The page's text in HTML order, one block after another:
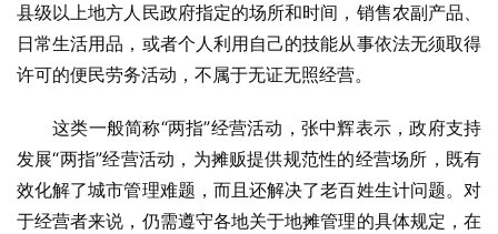
县级以上地方人民政府指定的场所和时间，销售农副产品、
日常生活用品，或者个人利用自己的技能从事依法无须取得
许可的便民劳务活动，不属于无证无照经营。
这类一般简称“两指”经营活动，张中辉表示，政府支持
发展“两指”经营活动，为摊贩提供规范性的经营场所，既有
效化解了城市管理难题，而且还解决了老百姓生计问题。对
于经营者来说，仍需遵守各地关于地摊管理的具体规定，在